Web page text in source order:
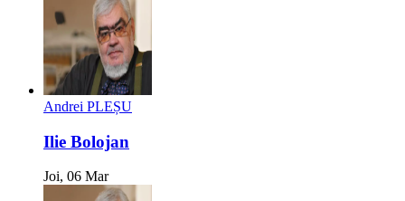
Andrei PLEȘU
Ilie Bolojan
Joi, 06 Mar